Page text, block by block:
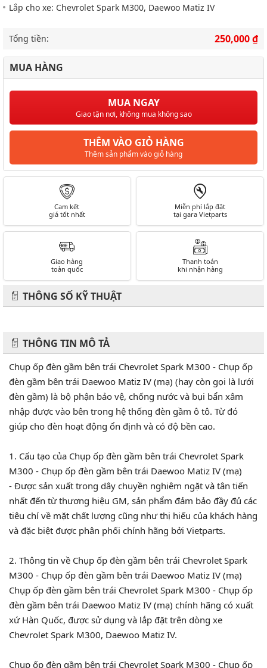
Lắp cho xe: Chevrolet Spark M300, Daewoo Matiz IV
Tổng tiền: 250,000 ₫
MUA HÀNG
MUA NGAY
Giao tận nơi, không mua không sao
THÊM VÀO GIỎ HÀNG
Thêm sản phẩm vào giỏ hàng
Cam kết
giá tốt nhất
Miễn phí lắp đặt
tại gara Vietparts
Giao hàng
toàn quốc
Thanh toán
khi nhận hàng
THÔNG SỐ KỸ THUẬT
THÔNG TIN MÔ TẢ
Chụp ốp đèn gầm bên trái Chevrolet Spark M300 - Chụp ốp
đèn gầm bên trái Daewoo Matiz IV (mạ) (hay còn gọi là lưới
đèn gầm) là bộ phận bảo vệ, chống nước và bụi bẩn xâm
nhập được vào bên trong hệ thống đèn gầm ô tô. Từ đó
giúp cho đèn hoạt động ổn định và có độ bền cao.
1. Cấu tạo của Chụp ốp đèn gầm bên trái Chevrolet Spark
M300 - Chụp ốp đèn gầm bên trái Daewoo Matiz IV (mạ)
- Được sản xuất trong dây chuyền nghiêm ngặt và tân tiến
nhất đến từ thương hiệu GM, sản phẩm đảm bảo đầy đủ các
tiêu chí về mặt chất lượng cũng như thị hiếu của khách hàng
và đặc biệt được phân phối chính hãng bởi Vietparts.
2. Thông tin về Chụp ốp đèn gầm bên trái Chevrolet Spark
M300 - Chụp ốp đèn gầm bên trái Daewoo Matiz IV (mạ)
Chụp ốp đèn gầm bên trái Chevrolet Spark M300 - Chụp ốp
đèn gầm bên trái Daewoo Matiz IV (mạ) chính hãng có xuất
xứ Hàn Quốc, được sử dụng và lắp đặt trên dòng xe
Chevrolet Spark M300, Daewoo Matiz IV.
Chụp ốp đèn gầm bên trái Chevrolet Spark M300 - Chụp ốp